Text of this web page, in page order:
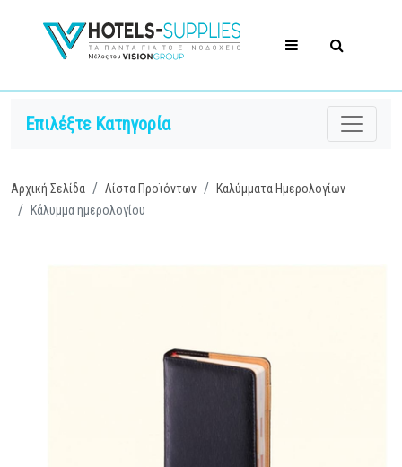
Επιλέξτε Κατηγορία
Αρχική Σελίδα Λίστα Προϊόντων
Καλύμματα Ημερολογίων
Κάλυμμα ημερολογίου